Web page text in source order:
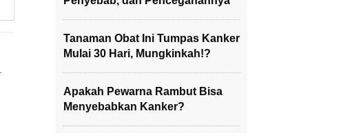
Tanaman Obat Ini Tumpas Kanker
Mulai 30 Hari, Mungkinkah!?
Apakah Pewarna Rambut Bisa
Menyebabkan Kanker?